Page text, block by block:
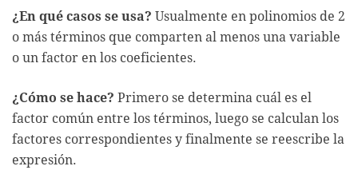
¿En qué casos se usa? Usualmente en polinomios de 2
o más términos que comparten al menos una variable
o un factor en los coeficientes.
¿Cómo se hace? Primero se determina cuál es el
factor común entre los términos, luego se calculan los
factores correspondientes y finalmente se reescribe la
expresión.